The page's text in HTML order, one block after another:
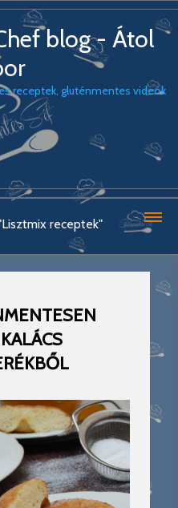
blog - Átol
receptek, gluténmentes videók
receptek"